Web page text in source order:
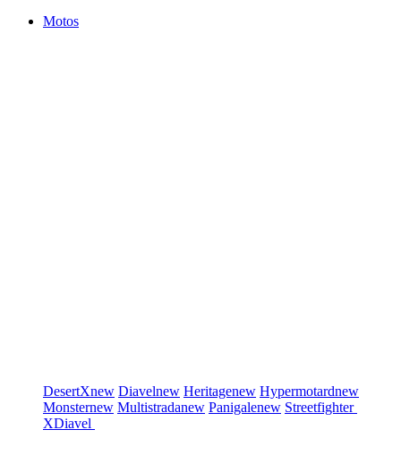
Motos
DesertXnew Diavelnew Heritagenew Hypermotardnew
Monsternew Multistradanew Panigalenew Streetfighter
XDiavel